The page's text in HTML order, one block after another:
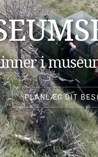
PLANLÆG DIT
i